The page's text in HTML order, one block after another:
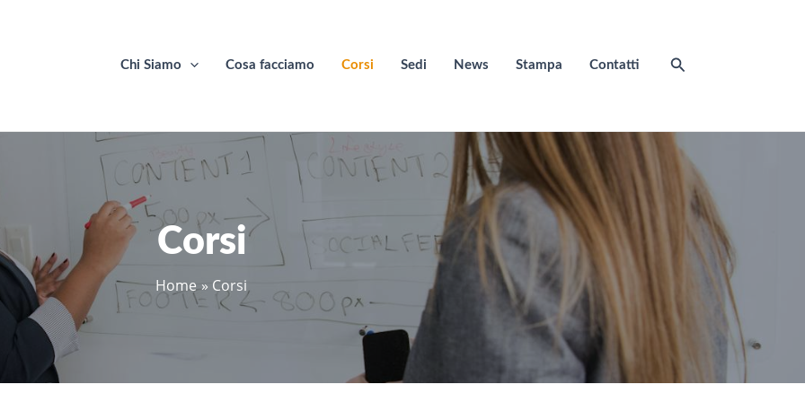
Chi Siamo Cosa facciamo Corsi Sedi News Stampa Contatti Cerca
Corsi
Home Corsi